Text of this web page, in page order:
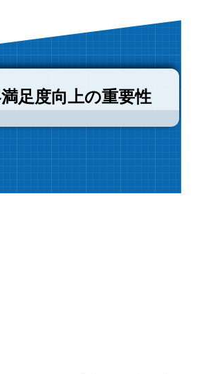
足度向上の重要性